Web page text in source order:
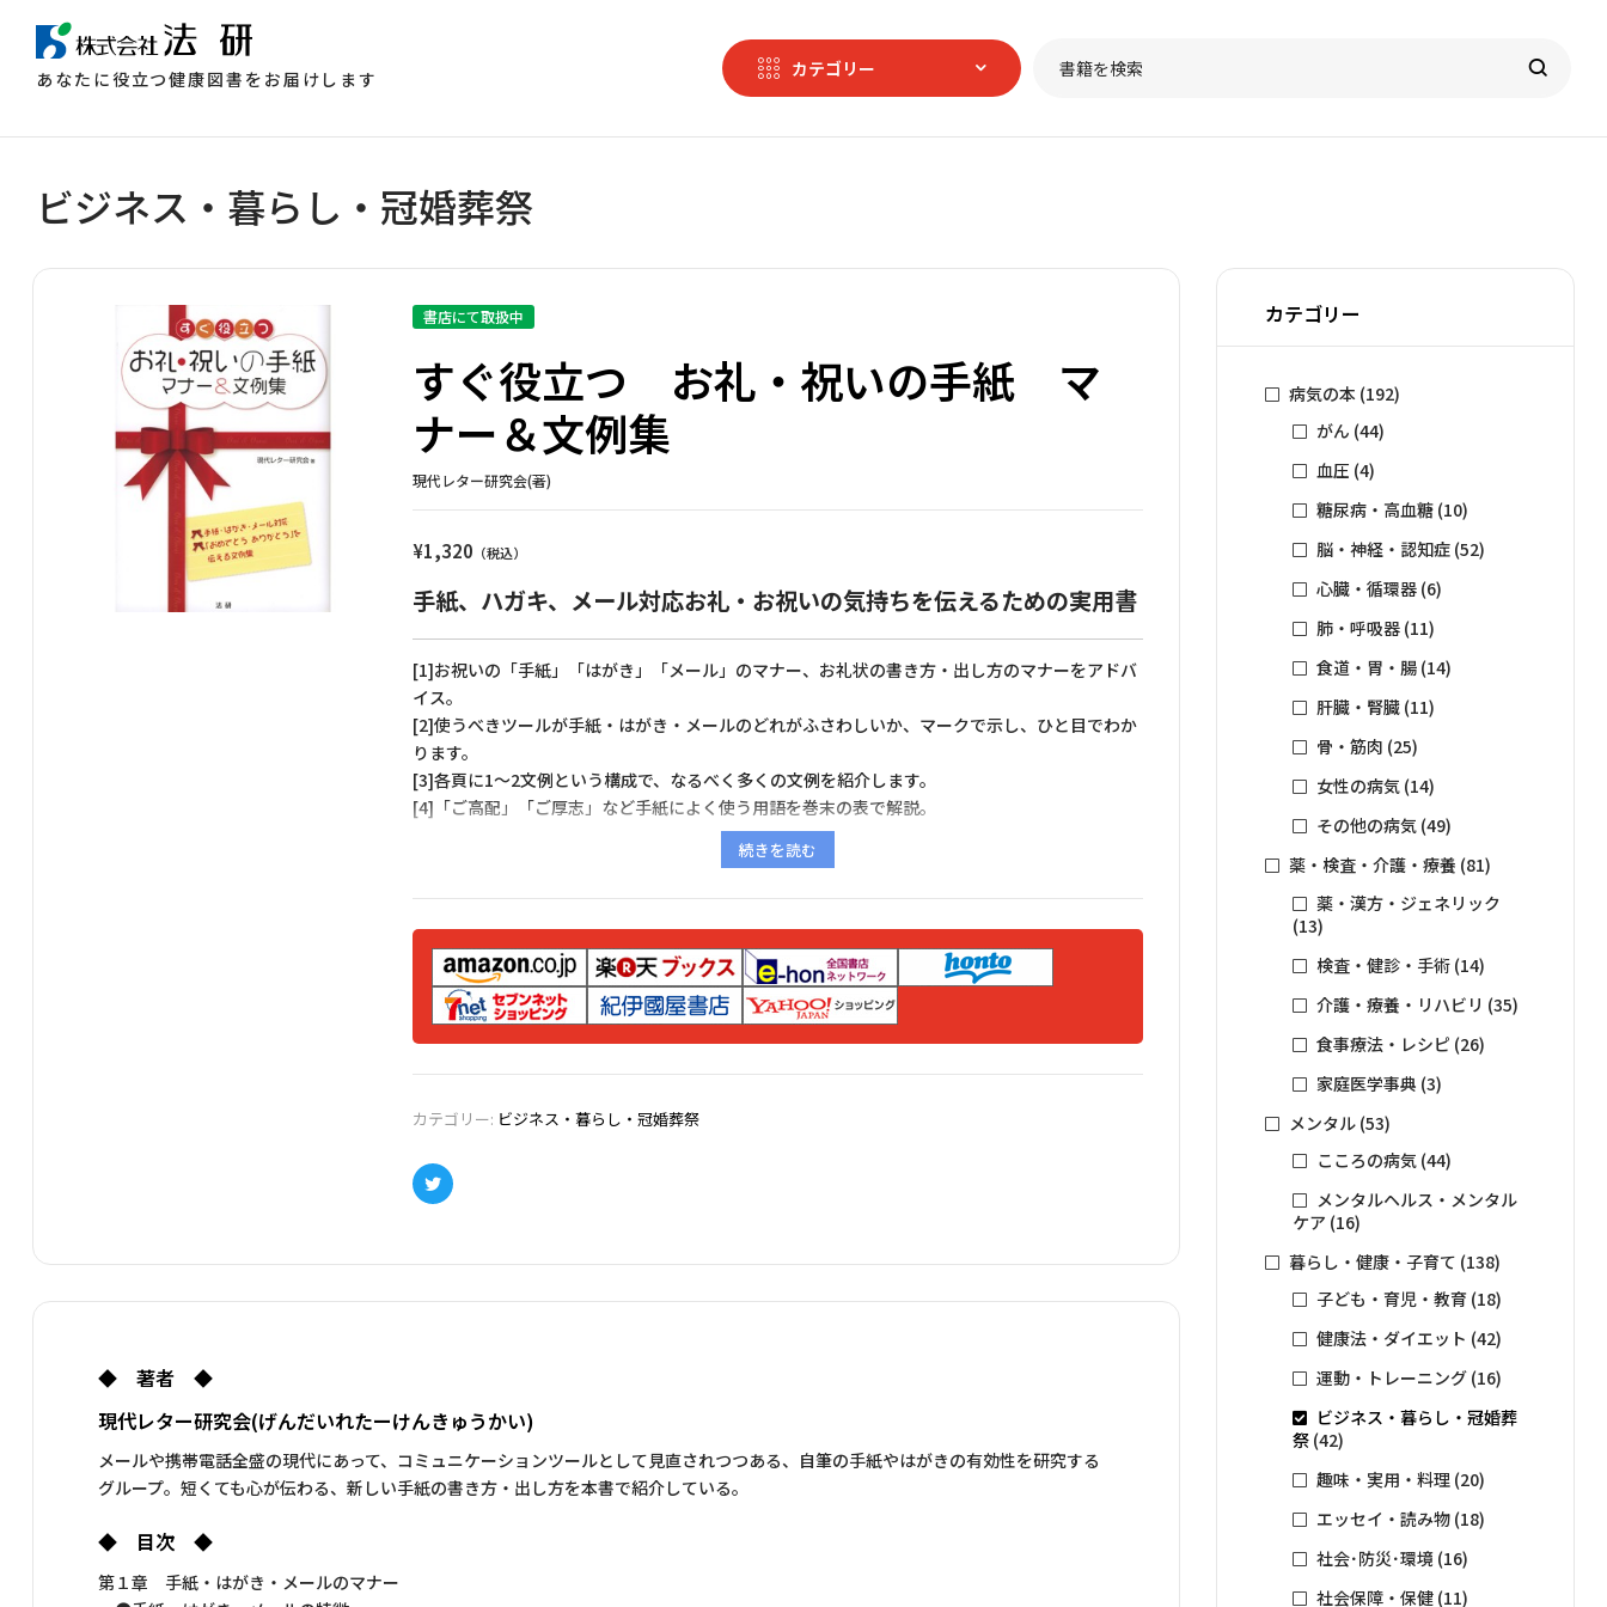
あなたに役立つ健康図書をお届けします カテゴリー
ビジネス・暮らし・冠婚葬祭
書店にて取扱中
すぐ役立つ お礼・祝いの手紙 マ
ナー＆文例集
現代レター研究会(著)
¥1,320
手紙、ハガキ、メール対応お礼・お祝いの気持ちを伝えるための実用書
[1]お祝いの「手紙」「はがき」「メール」のマナー、お礼状の書き方・出し方のマナーをアドバ
イス。
[2]使うべきツールが手紙・はがき・メールのどれがふさわしいか、マークで示し、ひと目でわか
ります。
[3]各頁に1～2文例という構成で、なるべく多くの文例を紹介します。
[4]「ご高配」「ご厚志」など手紙によく使う用語を巻末の表で解説。
カテゴリー: ビジネス・暮らし・冠婚葬祭
Twitter
◆ 著者 ◆
現代レター研究会(げんだいれたーけんきゅうかい)
メールや携帯電話全盛の現代にあって、コミュニケーションツールとして見直されつつある、自筆の手紙やはがきの有効性を研究する
グループ。短くても心が伝わる、新しい手紙の書き方・出し方を本書で紹介している。
◆ 目次 ◆
第１章 手紙・はがき・メールのマナー
カテゴリー
病気の本 (192)
がん (44)
血圧 (4)
糖尿病・高血糖 (10)
脳・神経・認知症 (52)
心臓・循環器 (6)
肺・呼吸器 (11)
食道・胃・腸 (14)
肝臓・腎臓 (11)
骨・筋肉 (25)
女性の病気 (14)
その他の病気 (49)
薬・検査・介護・療養 (81)
薬・漢方・ジェネリック
(13)
検査・健診・手術 (14)
介護・療養・リハビリ (35)
食事療法・レシピ (26)
家庭医学事典 (3)
メンタル (53)
こころの病気 (44)
メンタルヘルス・メンタル
ケア (16)
暮らし・健康・子育て (138)
子ども・育児・教育 (18)
健康法・ダイエット (42)
運動・トレーニング (16)
ビジネス・暮らし・冠婚葬
祭 (42)
趣味・実用・料理 (20)
エッセイ・読み物 (18)
社会･防災･環境 (16)
社会保障・保健 (11)